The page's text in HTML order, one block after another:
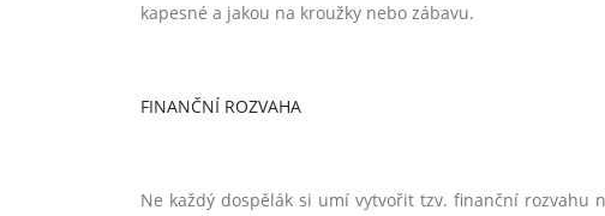
kapesné a jakou na kroužky nebo zábavu.
FINANČNÍ ROZVAHA
Ne každý dospělák si umí vytvořit tzv. finanční rozvahu